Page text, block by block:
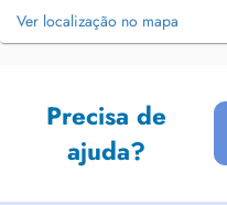
Ver localização no mapa
Precisa de
ajuda?